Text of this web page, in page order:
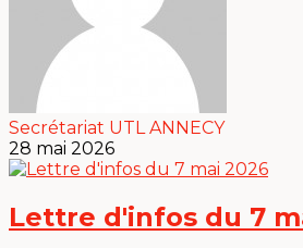
Secrétariat UTL ANNECY
28 mai 2026
Lettre d'infos du 7